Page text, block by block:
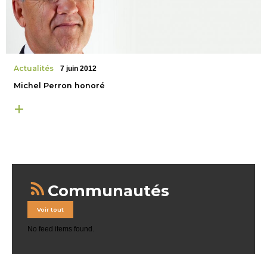
Actualités 7 juin 2012
Michel Perron honoré
Communautés
Voir tout
No feed items found.